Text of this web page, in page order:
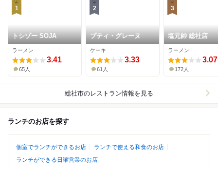
1
トシゾー SOJA
ラーメン
3.41
65人
2
プティ・グレーヌ
ケーキ
3.33
61人
3
塩元帥 総社店
ラーメン
3.07
172人
総社市のレストラン情報を見る
ランチのお店を探す
個室でランチができるお店
ランチで使える和食のお店
ランチができる日曜営業のお店